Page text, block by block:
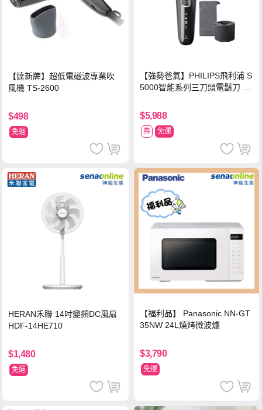
【達新牌】超低電磁波專業吹
風機 TS-2600
$498
免運
【強勢爸氣】PHILIPS飛利浦 S
5000智能系列三刀頭電鬍刀 S5
$5,988
券 免運
HERAN禾聯 14吋變頻DC風扇
HDF-14HE710
$1,480
免運
【福利品】 Panasonic NN-GT
35NW 24L燒烤微波爐
$3,790
免運